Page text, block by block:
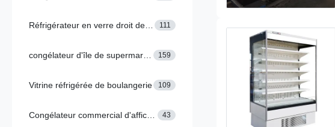
111
159
Vitrine réfrigérée de boulangerie 109
43